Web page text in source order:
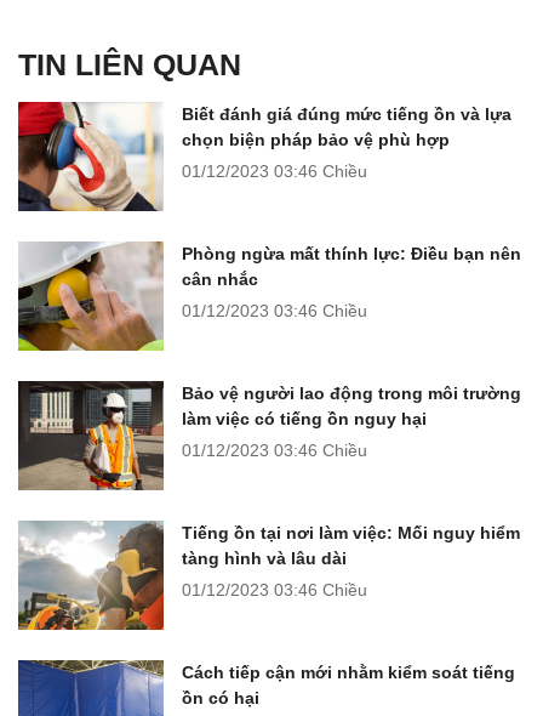
TIN LIÊN QUAN
Biết đánh giá đúng mức tiếng ồn và lựa
chọn biện pháp bảo vệ phù hợp
01/12/2023 03:46 Chiều
Phòng ngừa mất thính lực: Điều bạn nên
cân nhắc
01/12/2023 03:46 Chiều
Bảo vệ người lao động trong môi trường
làm việc có tiếng ồn nguy hại
01/12/2023 03:46 Chiều
Tiếng ồn tại nơi làm việc: Mối nguy hiểm
tàng hình và lâu dài
01/12/2023 03:46 Chiều
Cách tiếp cận mới nhằm kiểm soát tiếng
ồn có hại